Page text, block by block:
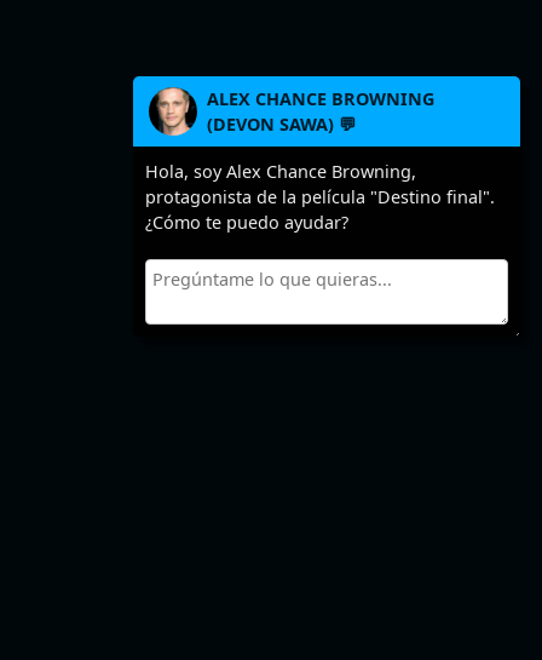
ALEX CHANCE BROWNING
(DEVON SAWA) 💬
Hola, soy Alex Chance Browning,
protagonista de la película "Destino final".
¿Cómo te puedo ayudar?